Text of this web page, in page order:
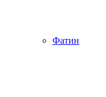
Фатин